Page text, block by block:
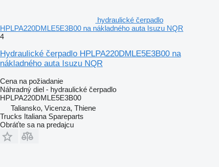
hydraulické čerpadlo
HPLPA220DMLE5E3B00 na nákladného auta Isuzu NQR
4
Hydraulické čerpadlo HPLPA220DMLE5E3B00 na
nákladného auta Isuzu NQR
Cena na požiadanie
Náhradný diel - hydraulické čerpadlo
HPLPA220DMLE5E3B00
Taliansko, Vicenza, Thiene
Trucks Italiana Spareparts
Obráťte sa na predajcu